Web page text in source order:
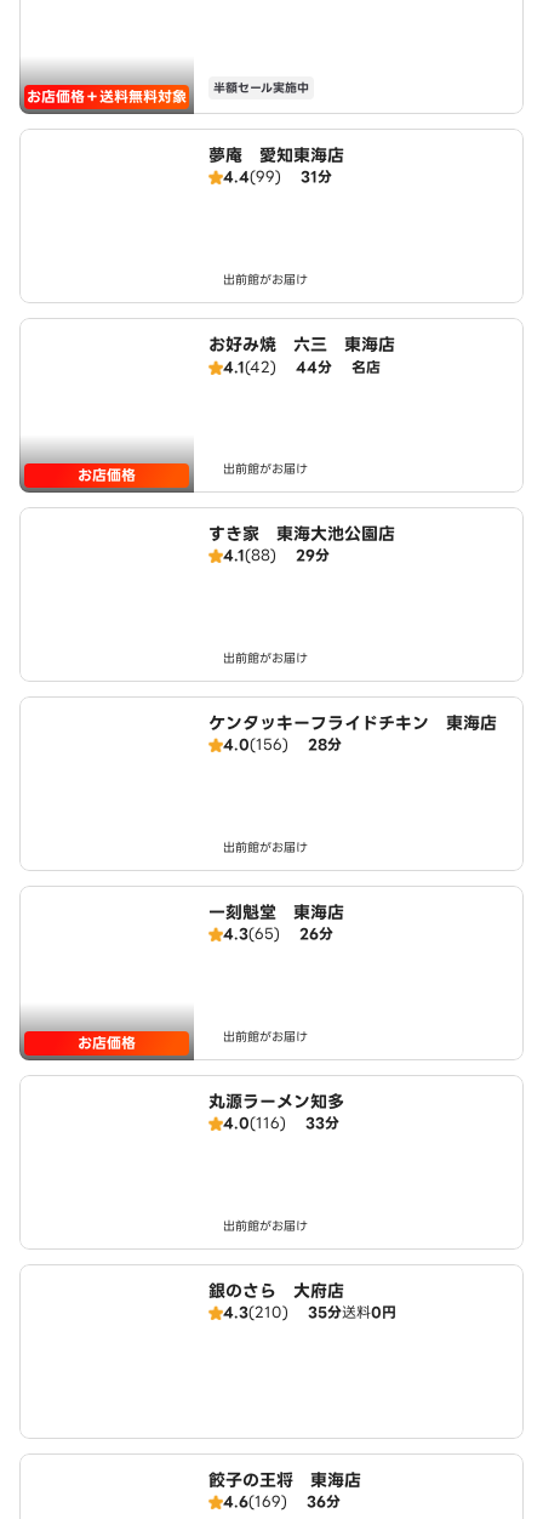
お店価格＋送料無料対象 半額セール実施中
夢庵 愛知東海店
4.4(99) 31分
出前館がお届け
お店価格
お好み焼 六三 東海店
4.1(42) 44分 名店
出前館がお届け
すき家 東海大池公園店
4.1(88) 29分
出前館がお届け
ケンタッキーフライドチキン 東海店
4.0(156) 28分
出前館がお届け
お店価格
一刻魁堂 東海店
4.3(65) 26分
出前館がお届け
丸源ラーメン知多
4.0(116) 33分
出前館がお届け
銀のさら 大府店
4.3(210) 35分送料0円
餃子の王将 東海店
4.6(169) 36分